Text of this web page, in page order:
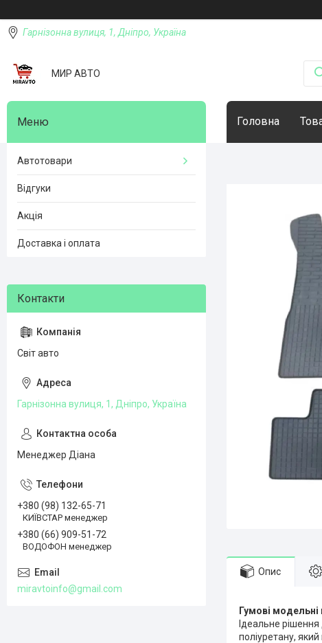
Гарнізонна вулиця, 1, Дніпро, Україна
МИР АВТО
Головна
Опис
Гумові
Ідеальне
поліуретану,
Автотовари
Відгуки
Акція
Доставка і оплата
Світ авто
Гарнізонна вулиця, 1, Дніпро, Україна
Менеджер Діана
+380 (98) 132-65-71
КИЇВСТАР менеджер
+380 (66) 909-51-72
ВОДОФОН менеджер
miravtoinfo@gmail.com